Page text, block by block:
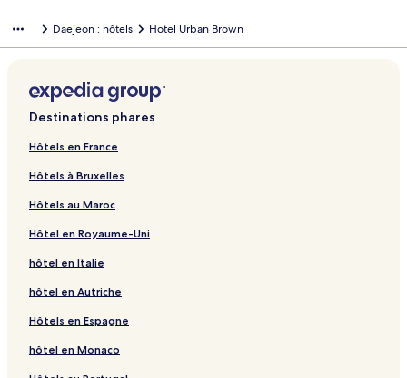
Daejeon : hôtels Hotel Urban Brown
Destinations phares
Hôtels en France
Hôtels à Bruxelles
Hôtels au Maroc
Hôtel en Royaume-Uni
hôtel en Italie
hôtel en Autriche
Hôtels en Espagne
hôtel en Monaco